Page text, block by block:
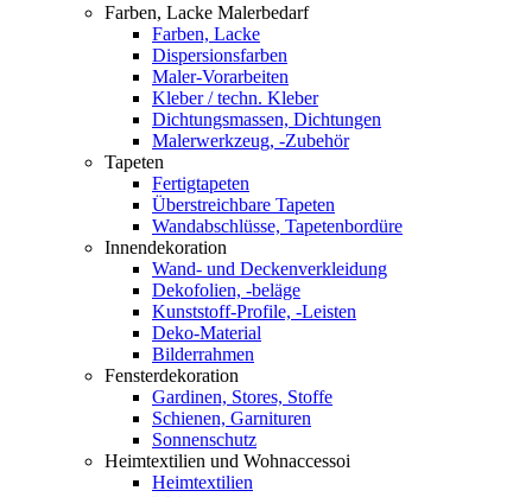
Farben, Lacke Malerbedarf
Farben, Lacke
Dispersionsfarben
Maler-Vorarbeiten
Kleber / techn. Kleber
Dichtungsmassen, Dichtungen
Malerwerkzeug, -Zubehör
Tapeten
Fertigtapeten
Überstreichbare Tapeten
Wandabschlüsse, Tapetenbordüre
Innendekoration
Wand- und Deckenverkleidung
Dekofolien, -beläge
Kunststoff-Profile, -Leisten
Deko-Material
Bilderrahmen
Fensterdekoration
Gardinen, Stores, Stoffe
Schienen, Garnituren
Sonnenschutz
Heimtextilien und Wohnaccessoi
Heimtextilien